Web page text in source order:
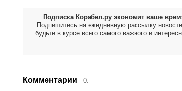
Подписка Корабел.ру экономит ваше
Подпишитесь на ежедневную рассылку
будьте в курсе всего самого важного и
Комментарии 0.